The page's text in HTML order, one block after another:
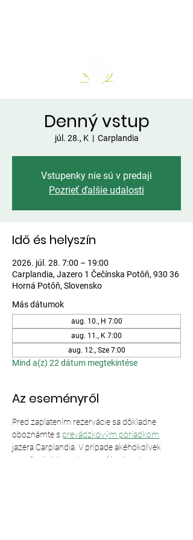
Denný vstup
júl. 28., K
  |
Carplandia
Vstupenky nie sú v predaji
Pozrieť ďalšie udalosti
Idő és helyszín
2026. júl. 28. 7:00 – 19:00
Carplandia, Jazero 1 Čečínska Potôň, 930 36
Horná Potôň, Slovensko
Más dátumok
aug. 10., H 7:00
aug. 11., K 7:00
aug. 12., Sze 7:00
Mind a(z) 22 dátum megtekintése
Az eseményről
Pred zaplatením rezervácie sa dôkladne
oboznámte s prevádzkovým poriadkom
jazera Carplandia. V prípade akéhokoľvek
porušenia jeho ustanovení bude vstup